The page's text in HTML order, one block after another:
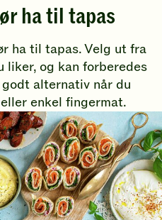
ha til tapas
ha til tapas. Velg ut fra
liker, og kan forberedes
alternativ når du
enkel fingermat.